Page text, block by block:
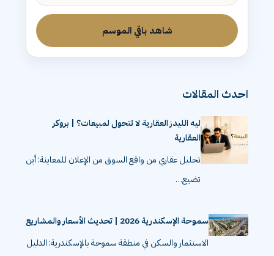
شاهد باقي الموسم
احدث المقالات
ليه الليدز العقارية لا تتحول لمبيعات؟ | بروكر
العقارية
تحليل عقاري من واقع السوق من الإعلان للمعاينة: أين
تضيع…
سموحة الإسكندرية 2026 | تحديث الأسعار والمشاريع
الاستثمار والسكن في منطقة سموحة بالإسكندرية: الدليل